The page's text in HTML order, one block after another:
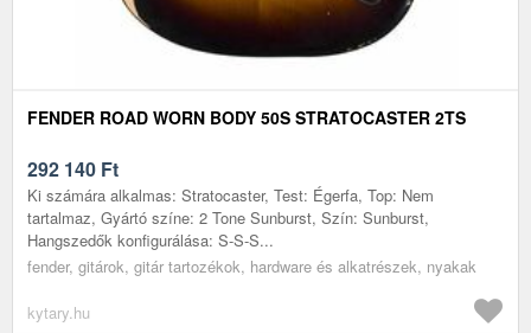
FENDER ROAD WORN BODY 50S STRATOCASTER 2TS
292 140 Ft
Ki számára alkalmas: Stratocaster, Test: Égerfa, Top: Nem
tartalmaz, Gyártó színe: 2 Tone Sunburst, Szín: Sunburst,
Hangszedők konfigurálása: S-S-S...
fender, gitárok, gitár tartozékok, hardware és alkatrészek, nyakak
kytary.hu